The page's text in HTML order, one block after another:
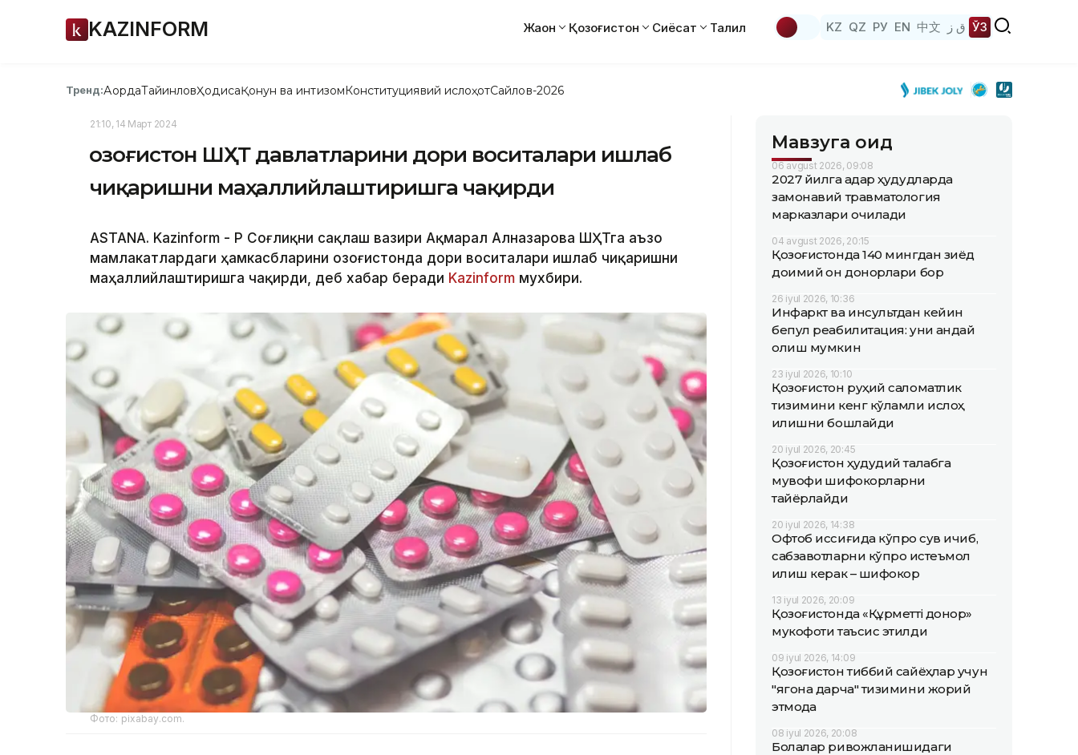
KAZINFORM Жаҳон Қозоғистон Сиёсат Таҳлил KZ QZ РУ EN 中文 ق ز ЎЗ
Тренд:АқордаТайинловҲодисаҚонун ва интизомКонституциявий ислоҳотСайлов-2026
21:10, 14 Март 2024
Қозоғистон ШҲТ давлатларини дори воситалари ишлаб
чиқаришни маҳаллийлаштиришга чақирди
ASTANA. Kazinform - ҚР Соғлиқни сақлаш вазири Ақмарал Алназарова ШҲТга аъзо
мамлакатлардаги ҳамкасбларини Қозоғистонда дори воситалари ишлаб чиқаришни
маҳаллийлаштиришга чақирди, деб хабар беради Kazinform мухбири.
Фото: pixabay.com.
Мавзуга оид
06 avgust 2026, 09:08
2027 йилга қадар ҳудудларда
замонавий травматология
марказлари очилади
04 avgust 2026, 20:15
Қозоғистонда 140 мингдан зиёд
доимий қон донорлари бор
26 iyul 2026, 10:36
Инфаркт ва инсультдан кейин
бепул реабилитация: уни қандай
олиш мумкин
23 iyul 2026, 10:10
Қозоғистон руҳий саломатлик
тизимини кенг кўламли ислоҳ
қилишни бошлайди
20 iyul 2026, 20:45
Қозоғистон ҳудудий талабга
мувофиқ шифокорларни
тайёрлайди
20 iyul 2026, 14:38
Офтоб иссиғида кўпроқ сув ичиб,
сабзавотларни кўпроқ истеъмол
қилиш керак – шифокор
13 iyul 2026, 20:09
Қозоғистонда «Құрметті донор»
мукофоти таъсис этилди
09 iyul 2026, 14:09
Қозоғистон тиббий сайёҳлар учун
"ягона дарча" тизимини жорий
этмоқда
08 iyul 2026, 20:08
Болалар ривожланишидаги